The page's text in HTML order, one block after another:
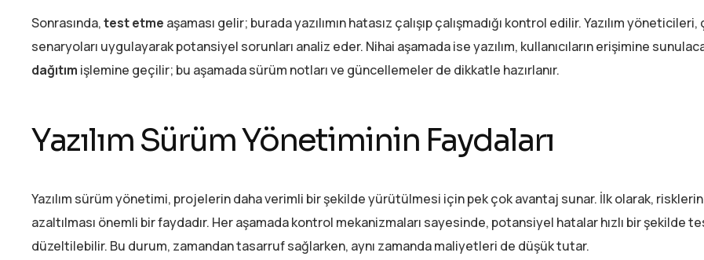
Sonrasında,test etme aşaması gelir; burada yazılımın hatasız çalışıp çalışmadığı kontrol edilir. Yazılım
senaryoları uygulayarak potansiyel sorunları analiz eder. Nihai aşamada ise yazılım, kullanıcıların erişimine
dağıtım işlemine geçilir; bu aşamada sürüm notları ve güncellemeler de dikkatle hazırlanır.
Yazılım Sürüm Yönetiminin Faydaları
Yazılım sürüm yönetimi, projelerin daha verimli bir şekilde yürütülmesi için pek çok avantaj sunar. İlk olarak, risklerin
azaltılması önemli bir faydadır. Her aşamada kontrol mekanizmaları sayesinde, potansiyel hatalar hızlı bir şekilde
düzeltilebilir. Bu durum, zamandan tasarruf sağlarken, aynı zamanda maliyetleri de düşük tutar.